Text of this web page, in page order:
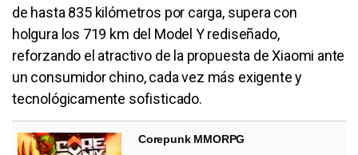
de hasta 835 kilómetros por carga, supera con
holgura los 719 km del Model Y rediseñado,
reforzando el atractivo de la propuesta de Xiaomi ante
un consumidor chino, cada vez más exigente y
tecnológicamente sofisticado.
Corepunk MMORPG